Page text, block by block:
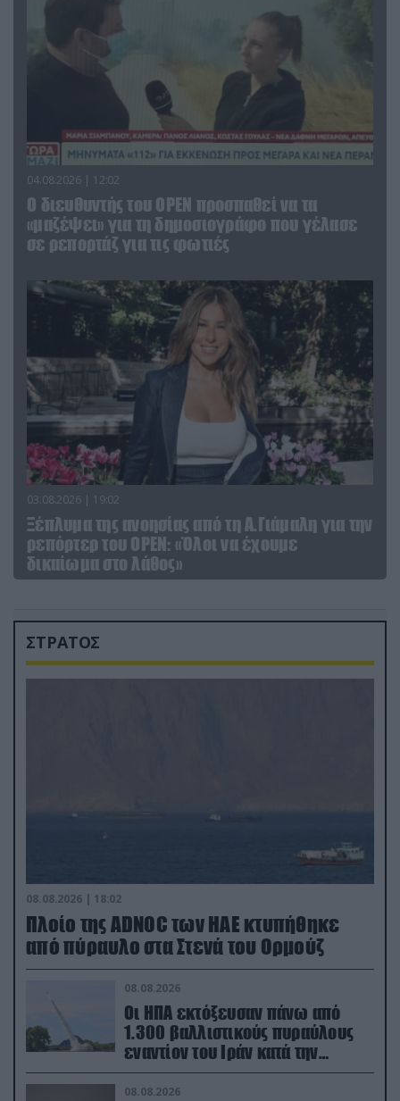
04.08.2026 | 12:02
O διευθυντής του OPEN προσπαθεί να τα
«μαζέψει» για τη δημοσιογράφο που γέλασε
σε ρεπορτάζ για τις φωτιές
03.08.2026 | 19:02
Ξέπλυμα της ανοησίας από τη Α.Γιάμαλη για την
ρεπόρτερ του ΟΡΕΝ: «Όλοι να έχουμε
δικαίωμα στο λάθος»
ΣΤΡΑΤΟΣ
08.08.2026 | 18:02
Πλοίο της ADNOC των ΗΑΕ κτυπήθηκε
από πύραυλο στα Στενά του Ορμούζ
08.08.2026
Οι ΗΠΑ εκτόξευσαν πάνω από
1.300 βαλλιστικούς πυραύλους
εναντίον του Ιράν κατά την
διάρκεια του πολέμου
08.08.2026